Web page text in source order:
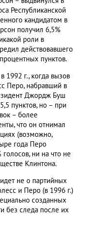
Республиканской
кандидатом в
получил 6,5%
роли в
действовавшего
пунктов.
1992 г., когда вызов
Перо, набравший в
Джордж Буш
пунктов, но – при
– более
что он отнимал
(возможно,
года Перо
ни на что не
Клинтона.
не о партийных
и Перо (в 1996 г.)
созданных
без следа после их